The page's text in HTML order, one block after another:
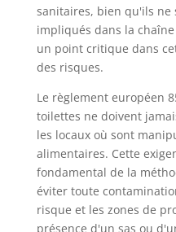
sanitaires, bien qu'ils
impliqués dans la
un point critique dans
des risques.
Le règlement européen
toilettes ne doivent
les locaux où sont
alimentaires. Cette
fondamental de la
éviter toute
risque et les zones de
présence d'un sas ou